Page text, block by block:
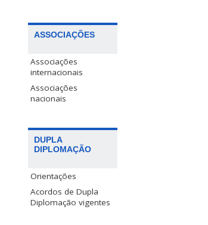
ASSOCIAÇÕES
Associações
internacionais
Associações
nacionais
DUPLA
DIPLOMAÇÃO
Orientações
Acordos de Dupla
Diplomação vigentes